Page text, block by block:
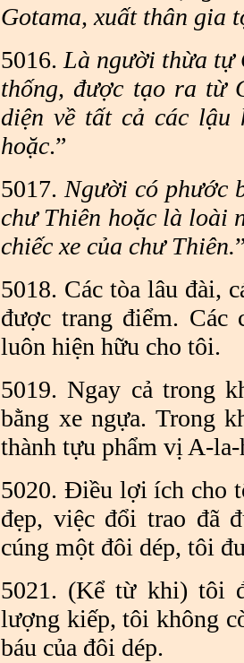
Gotama, xuất thân gia
5016.Là người thừa tự
thống, được tạo ra từ
diện về tất cả các lậu
hoặc.”
5017.Người có phước
chư Thiên hoặc là loài
chiếc xe của chư Thiên.
5018. Các tòa lâu đài,
được trang điểm. Các
luôn hiện hữu cho tôi.
5019. Ngay cả trong
bằng xe ngựa. Trong
thành tựu phẩm vị A-la-
5020. Điều lợi ích cho
đẹp, việc đổi trao đã
cúng một đôi dép, tôi
5021. (Kể từ khi) tôi
lượng kiếp, tôi không
báu của đôi dép.